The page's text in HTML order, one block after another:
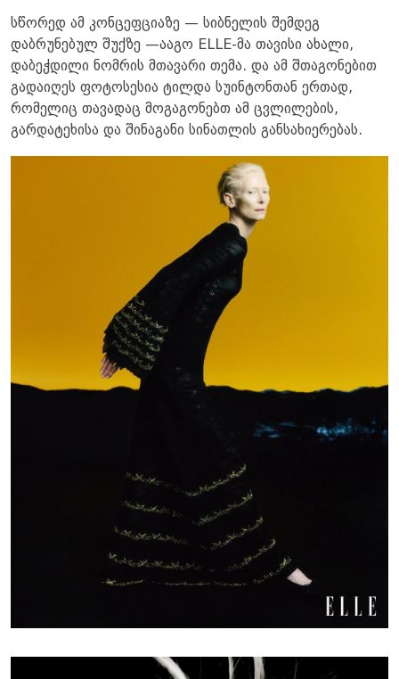
სწორედ ამ კონცეფციაზე — სიბნელის შემდეგ
დაბრუნებულ შუქზე —ააგო ELLE-მა თავისი ახალი,
დაბეჭდილი ნომრის მთავარი თემა. და ამ შთაგონებით
გადაიღეს ფოტოსესია ტილდა სუინტონთან ერთად,
რომელიც თავადაც მოგაგონებთ ამ ცვლილების,
გარდატეხისა და შინაგანი სინათლის განსახიერებას.